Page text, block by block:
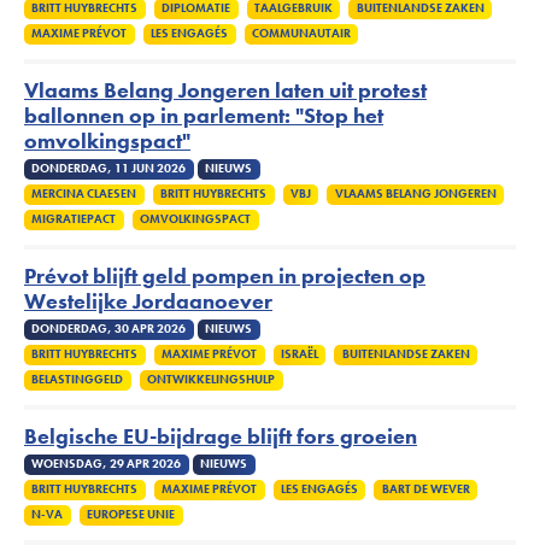
BRITT HUYBRECHTS
DIPLOMATIE TAALGEBRUIK
BUITENLANDSE ZAKEN
MAXIME PRÉVOT
LES ENGAGÉS COMMUNAUTAIR
Vlaams Belang Jongeren laten uit protest
ballonnen op in parlement: "Stop het
omvolkingspact"
DONDERDAG, 11 JUN 2026
NIEUWS
MERCINA CLAESEN
BRITT HUYBRECHTS VBJ
VLAAMS BELANG JONGEREN
MIGRATIEPACT
OMVOLKINGSPACT
Prévot blijft geld pompen in projecten op
Westelijke Jordaanoever
DONDERDAG, 30 APR 2026
NIEUWS
BRITT HUYBRECHTS
MAXIME PRÉVOT ISRAËL
BUITENLANDSE ZAKEN
BELASTINGGELD
ONTWIKKELINGSHULP
Belgische EU-bijdrage blijft fors groeien
WOENSDAG, 29 APR 2026
NIEUWS
BRITT HUYBRECHTS
MAXIME PRÉVOT LES ENGAGÉS
BART DE WEVER
N-VA
EUROPESE UNIE